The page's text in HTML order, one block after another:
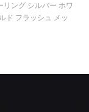
リング シルバー ホワ
ド フラッシュ メッ